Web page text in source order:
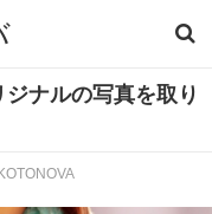
ナルの写真を取り
KOTONOVA